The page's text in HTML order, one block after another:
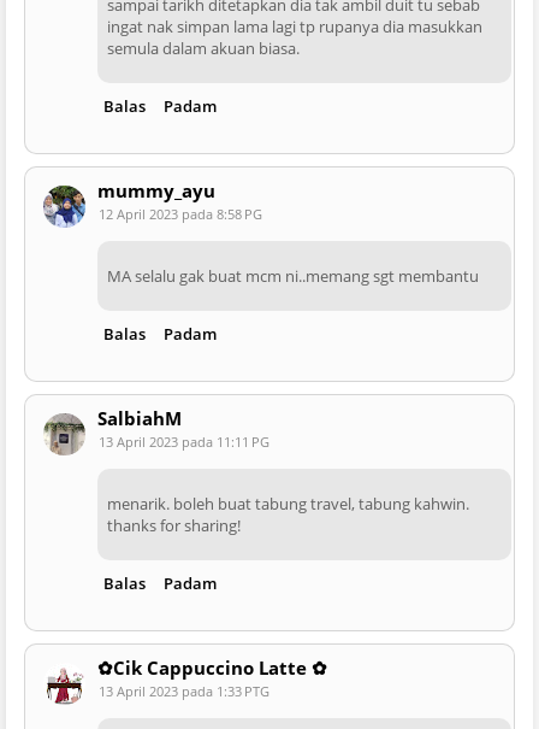
sampai tarikh ditetapkan dia tak ambil duit tu sebab
ingat nak simpan lama lagi tp rupanya dia masukkan
semula dalam akuan biasa.
Balas Padam
mummy_ayu
12 April 2023 pada 8:58 PG
MA selalu gak buat mcm ni..memang sgt membantu
Balas Padam
SalbiahM
13 April 2023 pada 11:11 PG
menarik. boleh buat tabung travel, tabung kahwin.
thanks for sharing!
Balas Padam
✿Cik Cappuccino Latte ✿
13 April 2023 pada 1:33 PTG